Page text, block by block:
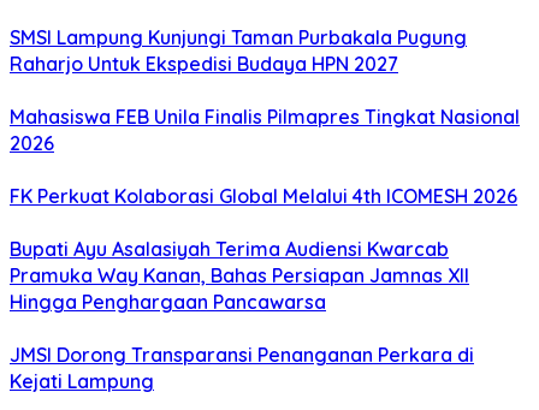
SMSI Lampung Kunjungi Taman Purbakala Pugung
Raharjo Untuk Ekspedisi Budaya HPN 2027
Mahasiswa FEB Unila Finalis Pilmapres Tingkat Nasional
2026
FK Perkuat Kolaborasi Global Melalui 4th ICOMESH 2026
Bupati Ayu Asalasiyah Terima Audiensi Kwarcab
Pramuka Way Kanan, Bahas Persiapan Jamnas XII
Hingga Penghargaan Pancawarsa
JMSI Dorong Transparansi Penanganan Perkara di
Kejati Lampung